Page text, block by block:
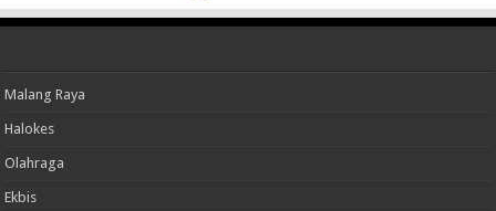
Malang Raya
Halokes
Olahraga
Ekbis